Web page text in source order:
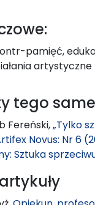
pamięć,
artystyczne
tego
Fereński,„Tylko
Novus: Nr 6
Sztuka